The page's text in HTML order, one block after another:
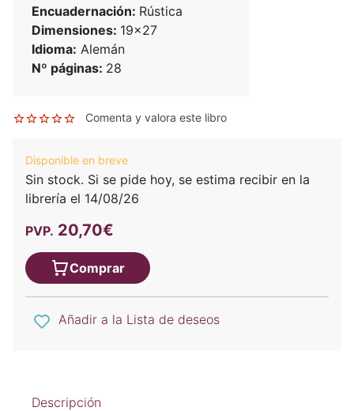
Encuadernación: Rústica
Dimensiones: 19x27
Idioma: Alemán
Nº páginas: 28
Comenta y valora este libro
Disponible en breve
Sin stock. Si se pide hoy, se estima recibir en la
librería el 14/08/26
PVP. 20,70€
Comprar
Añadir a la Lista de deseos
Descripción